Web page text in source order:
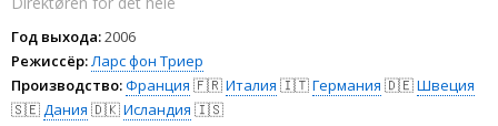
Год выхода:2006
Режиссёр:Ларс фон Триер
Производство:Франция 🇫🇷Италия 🇮🇹Германия 🇩🇪Швеция
🇸🇪Дания 🇩🇰Исландия 🇮🇸